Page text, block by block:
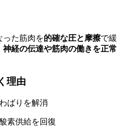
った筋肉を的確な圧と摩擦で緩
神経の伝達や筋肉の働きを正常
理由
ばりを解消
素供給を回復